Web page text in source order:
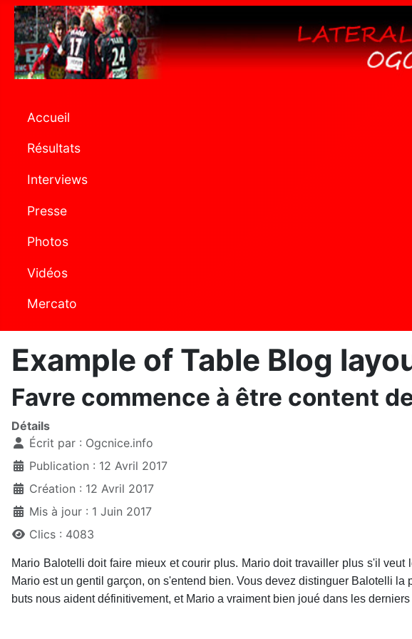
Accueil
Résultats
Interviews
Presse
Photos
Vidéos
Mercato
Example of Table Blog
Favre commence à être content
Détails
Écrit par : Ogcnice.info
Publication : 12 Avril 2017
Création : 12 Avril 2017
Mis à jour : 1 Juin 2017
Clics : 4083
Mario Balotelli doit faire mieux et courir plus. Mario doit travailler plus s'il
Mario est un gentil garçon, on s'entend bien. Vous devez distinguer Balotelli
buts nous aident définitivement, et Mario a vraiment bien joué dans les